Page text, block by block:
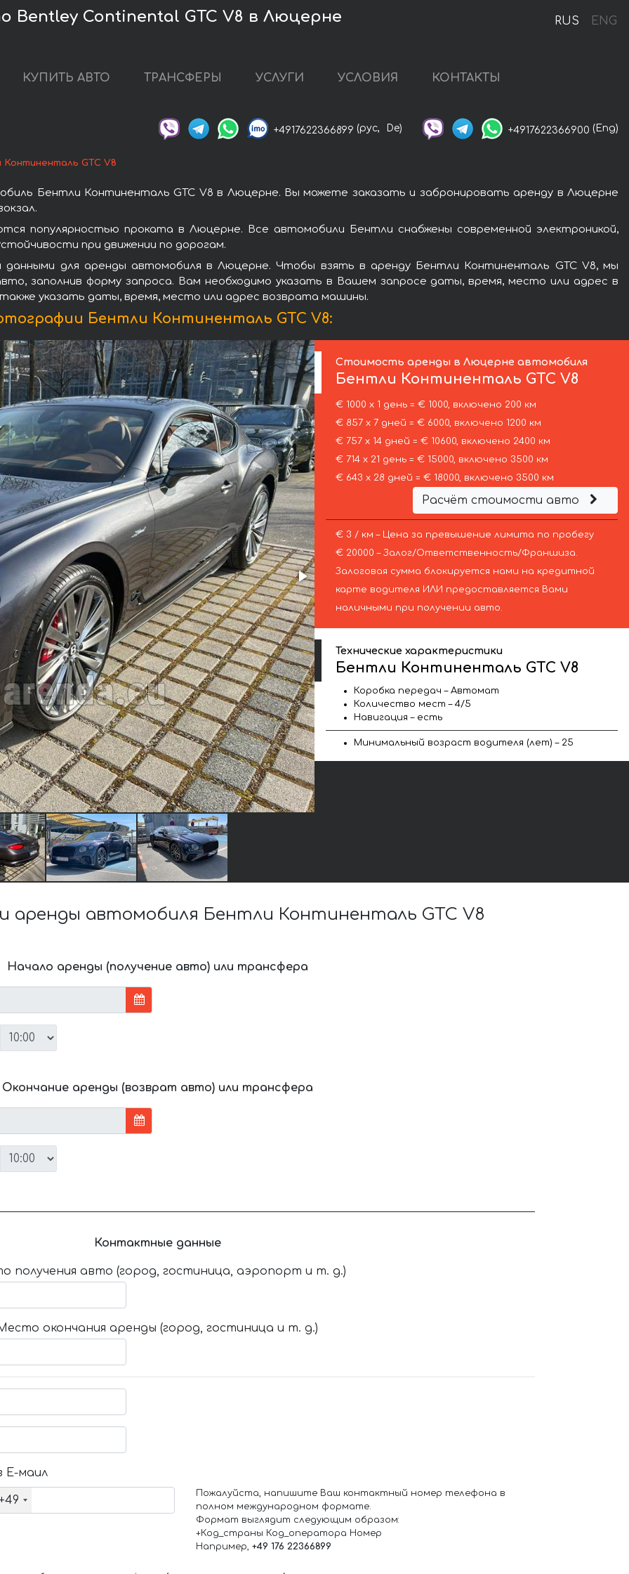
RUS ENG
Bentley Continental GTC V8 в Люцерне
КУПИТЬ АВТО ТРАНСФЕРЫ УСЛУГИ УСЛОВИЯ КОНТАКТЫ
+4917622366899 (рус, De) +4917622366900 (Eng)
Континенталь GTC V8
Бентли Континенталь GTC V8 в Люцерне. Вы можете заказать и забронировать аренду в Люцерне
популярностью проката в Люцерне. Все автомобили Бентли снабжены современной электроникой,
при движении по дорогам.
для аренды автомобиля в Люцерне. Чтобы взять в аренду Бентли Континенталь GTC V8, мы
заполнив форму запроса. Вам необходимо указать в Вашем запросе даты, время, место или адрес в
указать даты, время, место или адрес возврата машины.
Бентли Континенталь GTC V8:
Стоимость аренды в Люцерне автомобиля
Бентли Континенталь GTC V8
€ 1000 х 1 день = € 1000, включено 200 км
€ 857 х 7 дней = € 6000, включено 1200 км
€ 757 х 14 дней = € 10600, включено 2400 км
€ 714 х 21 день = € 15000, включено 3500 км
€ 643 х 28 дней = € 18000, включено 3500 км
Расчёт стоимости авто
€ 3 / км – Цена за превышение лимита по пробегу
€ 20000 – Залог/Ответственность/Франшиза.
Залоговая сумма блокируется нами на кредитной
карте водителя ИЛИ предоставляется Вами
наличными при получении авто.
Технические характеристики
Бентли Континенталь GTC V8
Коробка передач – Автомат
Количество мест – 4/5
Навигация – есть
Минимальный возраст водителя (лет) – 25
аренды автомобиля Бентли Континенталь GTC V8
Начало аренды (получение авто) или трансфера
Окончание аренды (возврат авто) или трансфера
Контактные данные
получения авто (город, гостиница, аэропорт и т. д.)
окончания аренды (город, гостиница и т. д.)
Е-маил
Пожалуйста, напишите Ваш контактный номер телефона в
полном международном формате.
Формат выглядит следующим образом:
+Код_страны Код_оператора Номер
Например, +49 176 22366899